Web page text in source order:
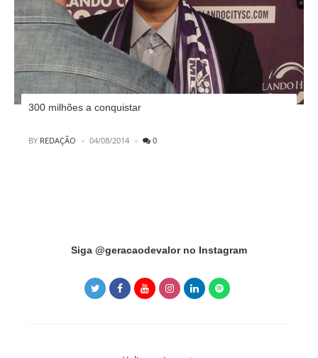
300 milhões a conquistar
POSTED
BY REDAÇÃO 04/08/2014 0
Instagram did not return a 200.
Siga @geracaodevalor no Instagram